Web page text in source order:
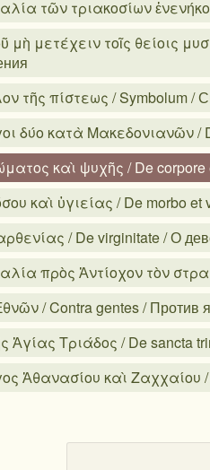
τῶν τριακοσίων
μὴ μετέχειν τοῖς θείοις
τῆς πίστεως / Symbolum /
δύο κατὰ Μακεδονιανῶν /
καὶ ψυχῆς / De corpore
καὶ ὑγιείας / De morbo
/ De virginitate / О
πρὸς Ἀντίοχον τὸν
/ Contra gentes / Против
Ἁγίας Τριάδος / De sancta
Ἀθανασίου καὶ Ζαχχαίου /